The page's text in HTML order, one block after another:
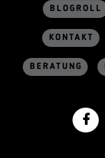
BLOGROLL
KONTAKT
BERATUNG